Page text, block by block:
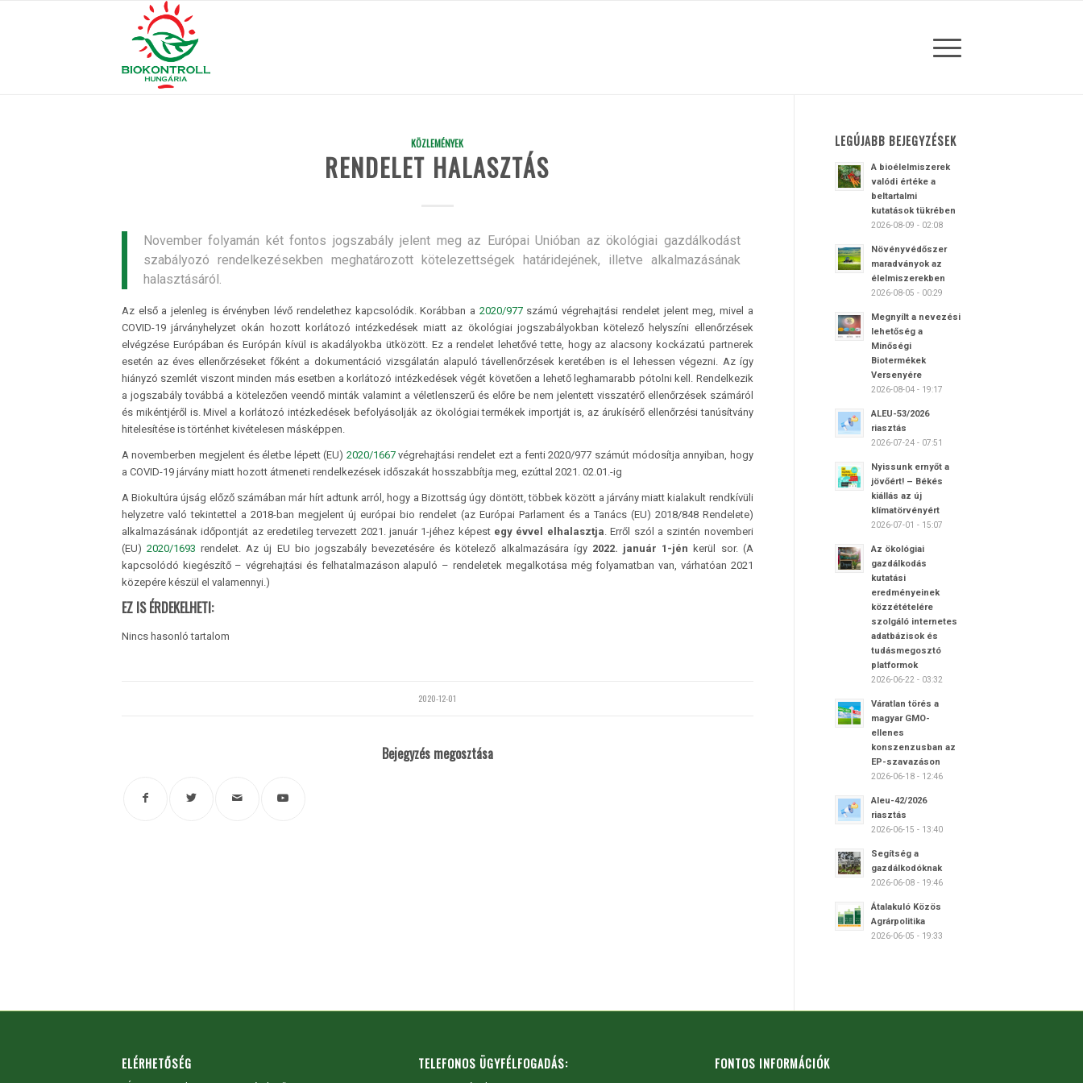
KÖZLEMÉNYEK
RENDELET HALASZTÁS
November folyamán két fontos jogszabály jelent meg az Európai Unióban az ökológiai gazdálkodást
szabályozó rendelkezésekben meghatározott kötelezettségek határidejének, illetve alkalmazásának
halasztásáról.
Az első a jelenleg is érvényben lévő rendelethez kapcsolódik. Korábban a 2020/977számú végrehajtási rendelet jelent meg, mivel a
COVID-19 járványhelyzet okán hozott korlátozó intézkedések miatt az ökológiai jogszabályokban kötelező helyszíni ellenőrzések
elvégzése Európában és Európán kívül is akadályokba ütközött. Ez a rendelet lehetővé tette, hogy az alacsony kockázatú partnerek
esetén az éves ellenőrzéseket főként a dokumentáció vizsgálatán alapuló távellenőrzések keretében is el lehessen végezni. Az így
hiányzó szemlét viszont minden más esetben a korlátozó intézkedések végét követően a lehető leghamarabb pótolni kell. Rendelkezik
a jogszabály továbbá a kötelezően veendő minták valamint a véletlenszerű és előre be nem jelentett visszatérő ellenőrzések számáról
és mikéntjéről is. Mivel a korlátozó intézkedések befolyásolják az ökológiai termékek importját is, az árukísérő ellenőrzési tanúsítvány
hitelesítése is történhet kivételesen másképpen.
A novemberben megjelent és életbe lépett (EU) 2020/1667végrehajtási rendelet ezt a fenti 2020/977 számút módosítja annyiban, hogy
a COVID-19 járvány miatt hozott átmeneti rendelkezések időszakát hosszabbítja meg, ezúttal 2021. 02.01.-ig
A Biokultúra újság előző számában már hírt adtunk arról, hogy a Bizottság úgy döntött, többek között a járvány miatt kialakult rendkívüli
helyzetre való tekintettel a 2018-ban megjelent új európai bio rendelet (az Európai Parlament és a Tanács (EU) 2018/848 Rendelete)
alkalmazásának időpontját az eredetileg tervezett 2021. január 1-jéhez képest egy évvel elhalasztja . Erről szól a szintén novemberi
(EU) 2020/1693 rendelet. Az új EU bio jogszabály bevezetésére és kötelező alkalmazására így 2022. január 1-jén kerül sor. (A
kapcsolódó kiegészítő – végrehajtási és felhatalmazáson alapuló – rendeletek megalkotása még folyamatban van, várhatóan 2021
közepére készül el valamennyi.)
EZ IS ÉRDEKELHETI:
Nincs hasonló tartalom
2020-12-01
Bejegyzés megosztása
LEGÚJABB BEJEGYZÉSEK
A bioélelmiszerek
valódi értéke a
beltartalmi
kutatások tükrében
2026-08-09 - 02:08
Növényvédőszer
maradványok az
élelmiszerekben
2026-08-05 - 00:29
Megnyílt a nevezési
lehetőség a
Minőségi
Biotermékek
Versenyére
2026-08-04 - 19:17
ALEU-53/2026
riasztás
2026-07-24 - 07:51
Nyissunk ernyőt a
jövőért! – Békés
kiállás az új
klímatörvényért
2026-07-01 - 15:07
Az ökológiai
gazdálkodás
kutatási
eredményeinek
közzétételére
szolgáló internetes
adatbázisok és
tudásmegosztó
platformok
2026-06-22 - 03:32
Váratlan törés a
magyar GMO-
ellenes
konszenzusban az
EP-szavazáson
2026-06-18 - 12:46
Aleu-42/2026
riasztás
2026-06-15 - 13:40
Segítség a
gazdálkodóknak
2026-06-08 - 19:46
Átalakuló Közös
Agrárpolitika
2026-06-05 - 19:33
ELÉRHETŐSÉG TELEFONOS ÜGYFÉLFOGADÁS: FONTOS INFORMÁCIÓK